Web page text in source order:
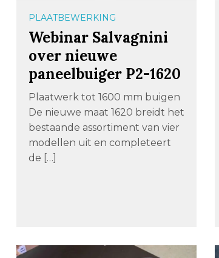
PLAATBEWERKING
Webinar Salvagnini
over nieuwe
paneelbuiger P2-1620
Plaatwerk tot 1600 mm buigen
De nieuwe maat 1620 breidt het
bestaande assortiment van vier
modellen uit en completeert
de […]